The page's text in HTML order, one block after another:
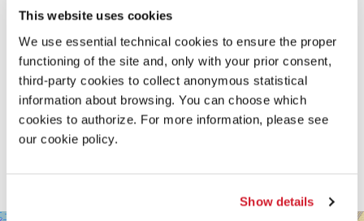
This website uses cookies
We use essential technical cookies to ensure the proper
functioning of the site and, only with your prior consent,
third-party cookies to collect anonymous statistical
information about browsing. You can choose which
cookies to authorize. For more information, please see
our cookie policy.
Show details
ingarbugliando le origini della nostra identità. Non appena
iniziamo a guardare al passato, proviamo vergogna.
immerso nel tempo degli uomini mortali, in questa breve
esistenza che ci è stata concessa, ma che ci lasciamo
scivolare addosso bramosi di amare, senza capire che stiamo
invece schiacciando sotto i piedi proprio ciò che si potrebbe
amare. Rinviamo al futuro il vero senso della vita, come se il
giorno più importante fosse quello che deve ancora arrivare,
invece dell’oggi. Eppure, lo stesso mondo che sembra volerci